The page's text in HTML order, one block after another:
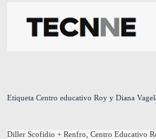
contenido
Etiqueta Centro educativo Roy y Diana
Diller Scofidio + Renfro, Centro Educativo